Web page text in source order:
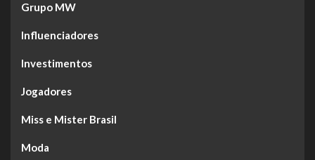
Grupo MW
Influenciadores
Investimentos
Jogadores
Miss e Mister Brasil
Moda